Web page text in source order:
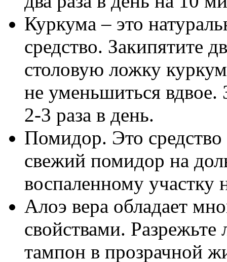
Куркума – это
средство. Закипятите
столовую ложку
не уменьшиться вдвое.
2-3 раза в день.
Помидор. Это
свежий помидор на
воспаленному участку
Алоэ вера обладает
свойствами.
тампон в прозрачной